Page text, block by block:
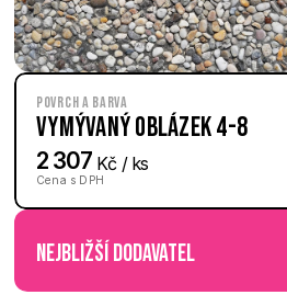
Povrch a barva
Vymývaný Oblázek 4-8
2 307 Kč / ks
Cena s DPH
nejbližší dodavatel